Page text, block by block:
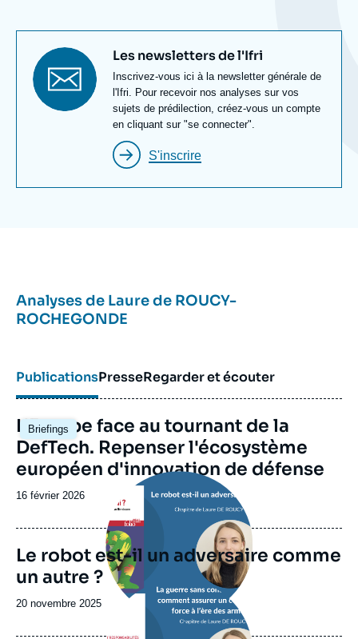
Titre
newsletter
Les newsletters de l'Ifri
Texte
Newsletter
Inscrivez-vous ici à la newsletter générale de
l'Ifri. Pour recevoir nos analyses sur vos
sujets de prédilection, créez-vous un compte
en cliquant sur "se connecter".
S'inscrire
Analyses de Laure de ROUCY-
ROCHEGONDE
PublicationsPresseRegarder et écouter
Briefings
Image
principale
L'Europe face au tournant de la
DefTech. Repenser l'écosystème
européen d'innovation de défense
Date
publication
16 février 2026
Image
principale
Le robot est-il un adversaire comme
un autre ?
Date
publication
20 novembre 2025
Image
principale